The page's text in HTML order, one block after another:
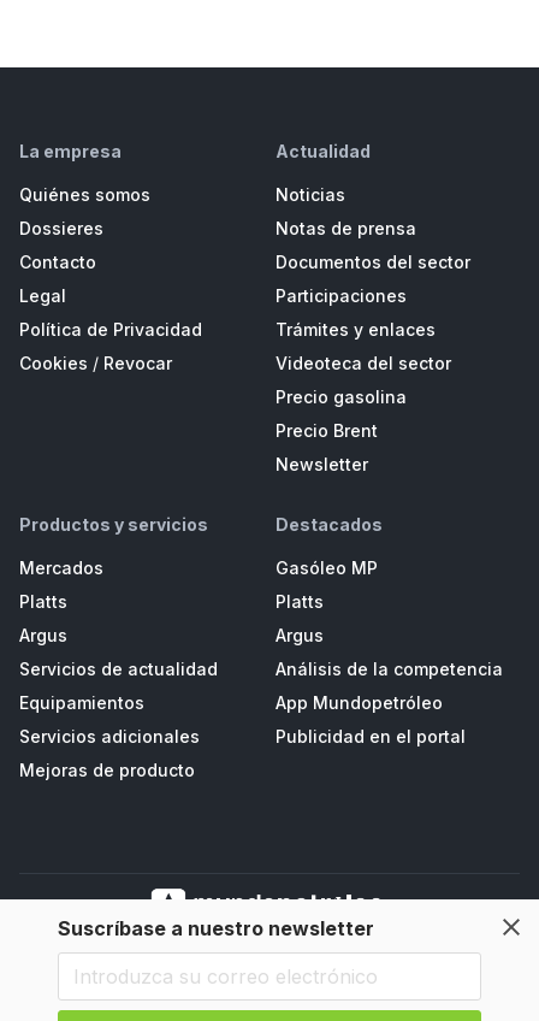
Suscríbase a nuestro newsletter
La empresa
Quiénes somos
Dossieres
Contacto
Legal
Política de Privacidad
Cookies / Revocar
Actualidad
Noticias
Notas de prensa
Documentos del sector
Participaciones
Trámites y enlaces
Videoteca del sector
Precio gasolina
Precio Brent
Newsletter
Productos y servicios
Mercados
Platts
Argus
Servicios de actualidad
Equipamientos
Servicios adicionales
Mejoras de producto
Destacados
Gasóleo MP
Platts
Argus
Análisis de la competencia
App Mundopetróleo
Publicidad en el portal
Mundopetroleo Petrored, S.L. Polígono de Salcedo II, Parc. D3 - Navia
(33710), Asturias, España